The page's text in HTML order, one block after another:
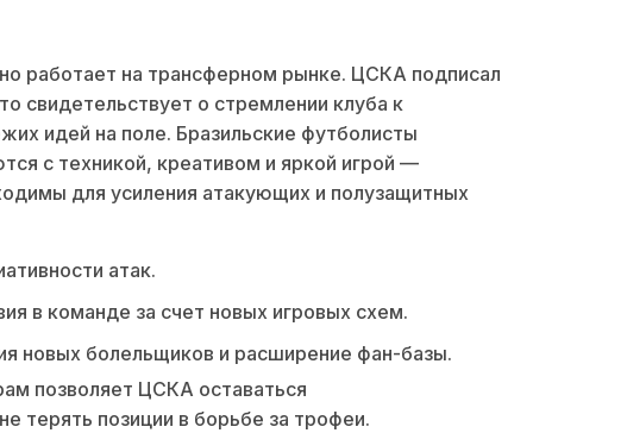
работает на трансферном рынке. ЦСКА подписал
свидетельствует о стремлении клуба к
идей на поле. Бразильские футболисты
с техникой, креативом и яркой игрой —
для усиления атакующих и полузащитных
атак.
в команде за счет новых игровых схем.
новых болельщиков и расширение фан-базы.
позволяет ЦСКА оставаться
терять позиции в борьбе за трофеи.